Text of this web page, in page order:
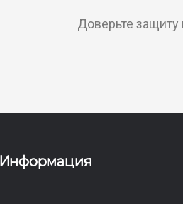
Доверьте
Информация